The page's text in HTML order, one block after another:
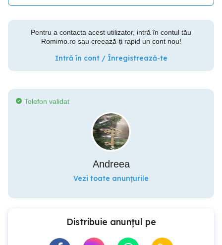
Pentru a contacta acest utilizator, intră în contul tău
Romimo.ro sau creează-ți rapid un cont nou!
Intră în cont / Înregistrează-te
Telefon validat
Andreea
Vezi toate anunțurile
Distribuie anunțul pe